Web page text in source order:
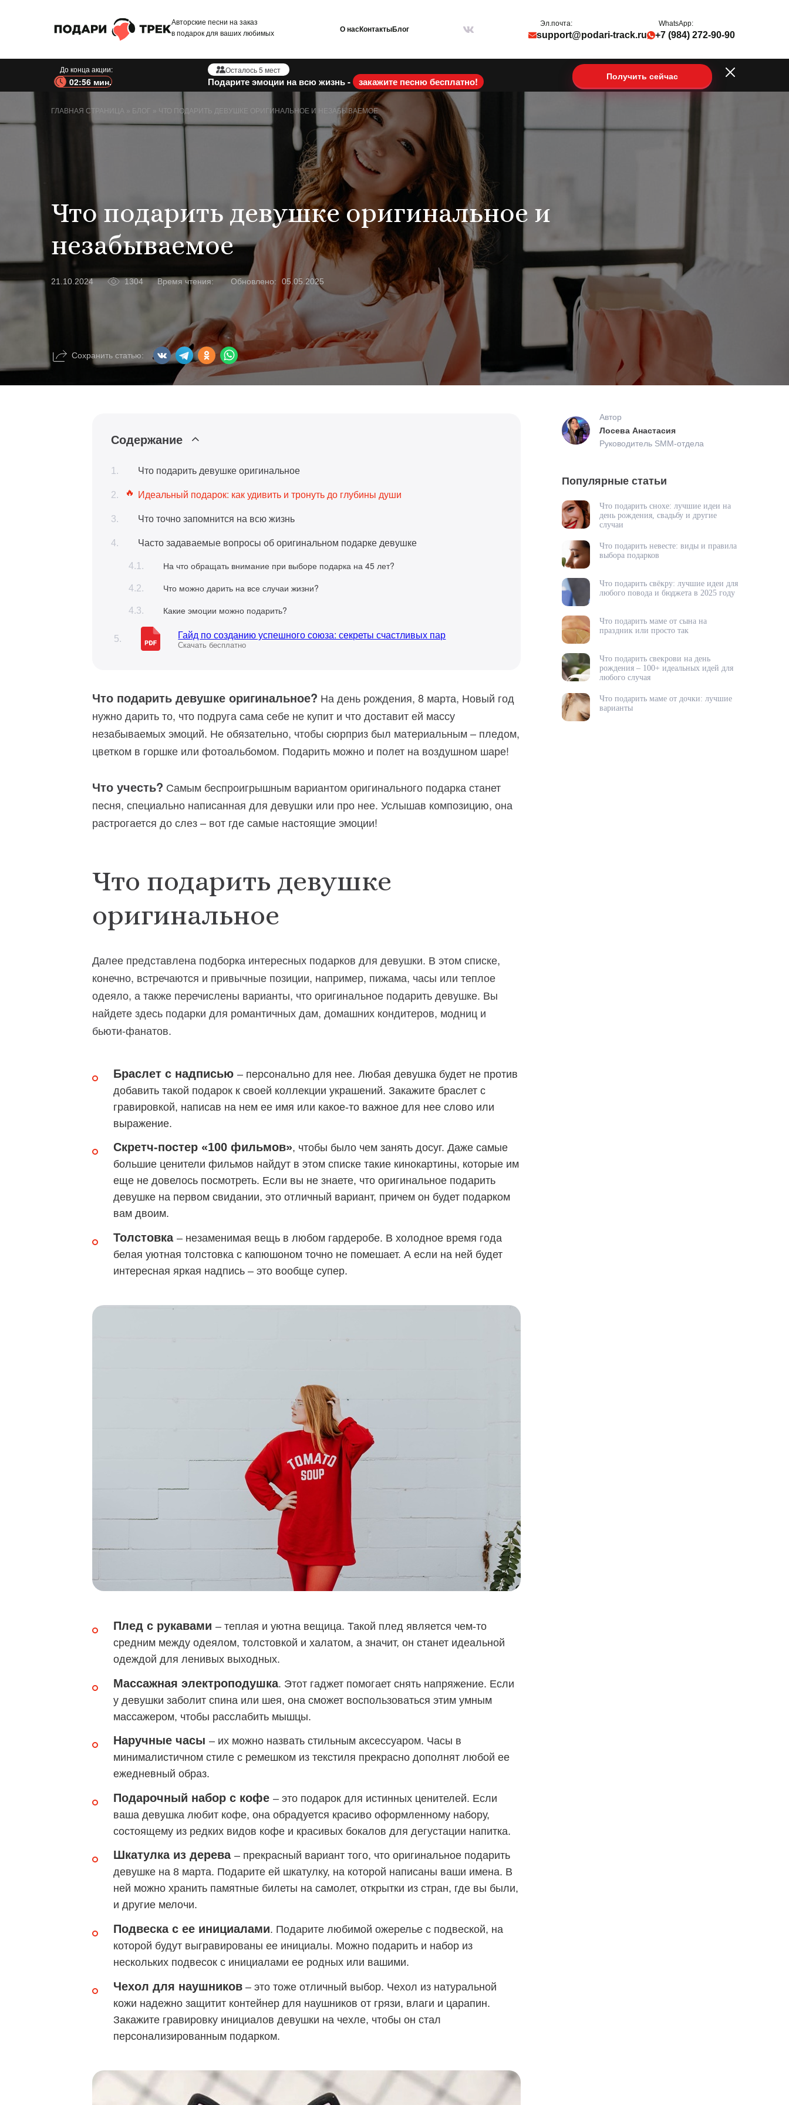
Авторские песни на заказ
в подарок для ваших любимых
О насКонтактыБлог
Эл.почта:
support@podari-track.ru
WhatsApp:
+7 (984) 272-90-90
До конца акции:
02:54 мин.
Осталось 5 мест
Подарите эмоции на всю жизнь - закажите песню бесплатно! Получить сейчас
ГЛАВНАЯ СТРАНИЦА » БЛОГ » ЧТО ПОДАРИТЬ ДЕВУШКЕ ОРИГИНАЛЬНОЕ И НЕЗАБЫВАЕМОЕ
Что подарить девушке оригинальное и
незабываемое
21.10.2024 1304 Время чтения: Обновлено: 05.05.2025
Сохранить статью:
Содержание
Что подарить девушке оригинальное
Идеальный подарок: как удивить и тронуть до глубины души
Что точно запомнится на всю жизнь
Часто задаваемые вопросы об оригинальном подарке девушке
На что обращать внимание при выборе подарка на 45 лет?
Что можно дарить на все случаи жизни?
Какие эмоции можно подарить?
Гайд по созданию успешного союза: секреты счастливых пар
Скачать бесплатно
Что подарить девушке оригинальное? На день рождения, 8 марта, Новый год
нужно дарить то, что подруга сама себе не купит и что доставит ей массу
незабываемых эмоций. Не обязательно, чтобы сюрприз был материальным – пледом,
цветком в горшке или фотоальбомом. Подарить можно и полет на воздушном шаре!
Что учесть? Самым беспроигрышным вариантом оригинального подарка станет
песня, специально написанная для девушки или про нее. Услышав композицию, она
растрогается до слез – вот где самые настоящие эмоции!
Что подарить девушке
оригинальное
Далее представлена подборка интересных подарков для девушки. В этом списке,
конечно, встречаются и привычные позиции, например, пижама, часы или теплое
одеяло, а также перечислены варианты, что оригинальное подарить девушке. Вы
найдете здесь подарки для романтичных дам, домашних кондитеров, модниц и
бьюти-фанатов.
Браслет с надписью – персонально для нее. Любая девушка будет не против
добавить такой подарок к своей коллекции украшений. Закажите браслет с
гравировкой, написав на нем ее имя или какое-то важное для нее слово или
выражение.
Скретч-постер «100 фильмов», чтобы было чем занять досуг. Даже самые
большие ценители фильмов найдут в этом списке такие кинокартины, которые им
еще не довелось посмотреть. Если вы не знаете, что оригинальное подарить
девушке на первом свидании, это отличный вариант, причем он будет подарком
вам двоим.
Толстовка – незаменимая вещь в любом гардеробе. В холодное время года
белая уютная толстовка с капюшоном точно не помешает. А если на ней будет
интересная яркая надпись – это вообще супер.
Плед с рукавами – теплая и уютна вещица. Такой плед является чем-то
средним между одеялом, толстовкой и халатом, а значит, он станет идеальной
одеждой для ленивых выходных.
Массажная электроподушка. Этот гаджет помогает снять напряжение. Если
у девушки заболит спина или шея, она сможет воспользоваться этим умным
массажером, чтобы расслабить мышцы.
Наручные часы – их можно назвать стильным аксессуаром. Часы в
минималистичном стиле с ремешком из текстиля прекрасно дополнят любой ее
ежедневный образ.
Подарочный набор с кофе – это подарок для истинных ценителей. Если
ваша девушка любит кофе, она обрадуется красиво оформленному набору,
состоящему из редких видов кофе и красивых бокалов для дегустации напитка.
Шкатулка из дерева – прекрасный вариант того, что оригинальное подарить
девушке на 8 марта. Подарите ей шкатулку, на которой написаны ваши имена. В
ней можно хранить памятные билеты на самолет, открытки из стран, где вы были,
и другие мелочи.
Подвеска с ее инициалами. Подарите любимой ожерелье с подвеской, на
которой будут выгравированы ее инициалы. Можно подарить и набор из
нескольких подвесок с инициалами ее родных или вашими.
Чехол для наушников – это тоже отличный выбор. Чехол из натуральной
кожи надежно защитит контейнер для наушников от грязи, влаги и царапин.
Закажите гравировку инициалов девушки на чехле, чтобы он стал
персонализированным подарком.
Автор
Лосева Анастасия
Руководитель SMM-отдела
Популярные статьи
Что подарить снохе: лучшие идеи на
день рождения, свадьбу и другие
случаи
Что подарить невесте: виды и правила
выбора подарков
Что подарить свёкру: лучшие идеи для
любого повода и бюджета в 2025 году
Что подарить маме от сына на
праздник или просто так
Что подарить свекрови на день
рождения – 100+ идеальных идей для
любого случая
Что подарить маме от дочки: лучшие
варианты